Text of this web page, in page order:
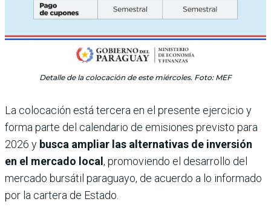
Detalle de la colocación de este miércoles. Foto: MEF
La colocación está tercera en el presente ejercicio y
forma parte del calendario de emisiones previsto para
2026 y busca ampliar las alternativas de inversión
en el mercado local, promoviendo el desarrollo del
mercado bursátil paraguayo, de acuerdo a lo informado
por la cartera de Estado.